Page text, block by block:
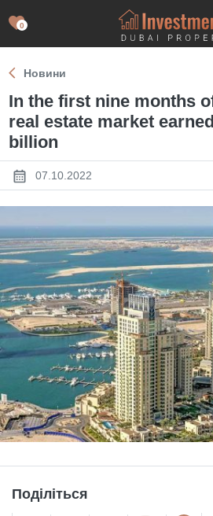
0
Новини
In the first nine months
real estate market
billion
07.10.2022
Поділіться